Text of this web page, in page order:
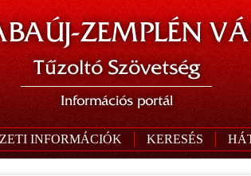
ZEMPLÉN
Tűzoltó Szövetség
Információs portál
INFORMÁCIÓK KERESÉS